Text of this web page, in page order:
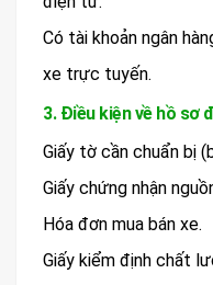
Có tài khoản ngân
xe trực tuyến.
3. Điều kiện về hồ sơ
Giấy tờ cần chuẩn bị
Giấy chứng nhận
Hóa đơn mua bán xe.
Giấy kiểm định chất